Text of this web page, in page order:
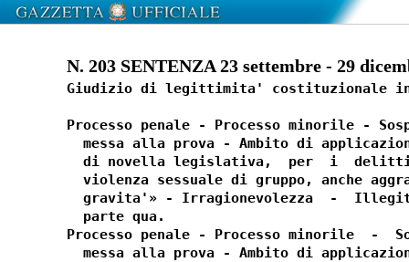
N. 203 SENTENZA 23 settembre - 29
Giudizio di legittimita' costituzionale
Processo penale - Processo minorile -
messa alla prova - Ambito di
di novella legislativa,  per  i
violenza sessuale di gruppo, anche
gravita'» - Irragionevolezza  -
  parte qua.
Processo penale - Processo minorile  -
messa alla prova - Ambito di